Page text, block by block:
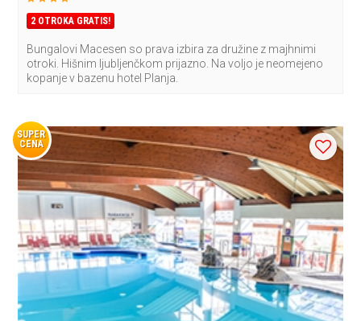
2 OTROKA GRATIS!
Bungalovi Macesen so prava izbira za družine z majhnimi
otroki. Hišnim ljubljenčkom prijazno. Na voljo je neomejeno
kopanje v bazenu hotel Planja.
SUPER
CENA